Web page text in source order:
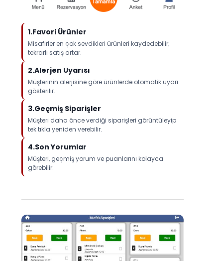
1.Favori Ürünler
Misafirler en çok sevdikleri ürünleri kaydedebilir;
tekrarlı satış artar.
2.Alerjen Uyarısı
Müşterinin alerjisine göre ürünlerde otomatik uyarı
gösterilir.
3.Geçmiş Siparişler
Müşteri daha önce verdiği siparişleri görüntüleyip
tek tıkla yeniden verebilir.
4.Son Yorumlar
Müşteri, geçmiş yorum ve puanlarını kolayca
görebilir.